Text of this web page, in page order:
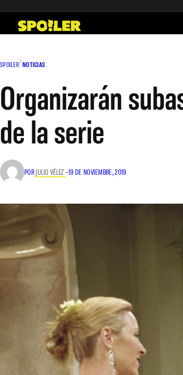
contenido
SPOILER NOTICIAS
Organizarán
de la serie
POR JULIO VÉLEZ –19 DE NOVIEMBRE, 2019